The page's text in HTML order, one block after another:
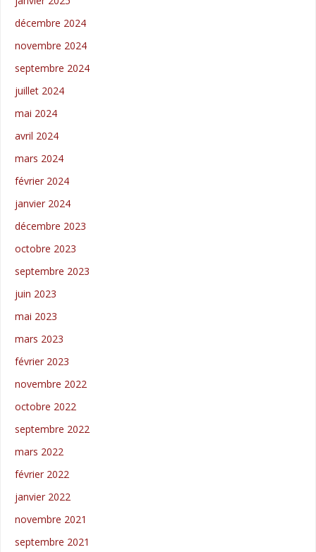
décembre 2024
novembre 2024
septembre 2024
juillet 2024
mai 2024
avril 2024
mars 2024
février 2024
janvier 2024
décembre 2023
octobre 2023
septembre 2023
juin 2023
mai 2023
mars 2023
février 2023
novembre 2022
octobre 2022
septembre 2022
mars 2022
février 2022
janvier 2022
novembre 2021
septembre 2021